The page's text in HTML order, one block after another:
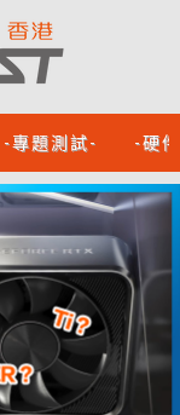
-專題測試- -硬